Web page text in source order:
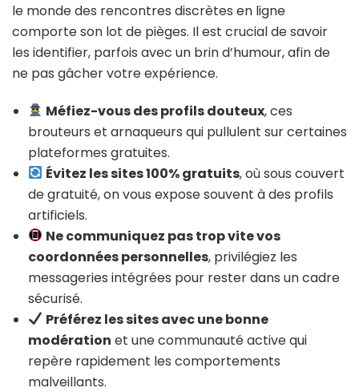
le monde des rencontres discrètes en ligne
comporte son lot de pièges. Il est crucial de savoir
les identifier, parfois avec un brin d’humour, afin de
ne pas gâcher votre expérience.
Méfiez-vous des profils douteux, ces
brouteurs et arnaqueurs qui pullulent sur certaines
plateformes gratuites.
Évitez les sites 100% gratuits, où sous couvert
de gratuité, on vous expose souvent à des profils
artificiels.
Ne communiquez pas trop vite vos
coordonnées personnelles, privilégiez les
messageries intégrées pour rester dans un cadre
sécurisé.
Préférez les sites avec une bonne
modération et une communauté active qui
repère rapidement les comportements
malveillants.